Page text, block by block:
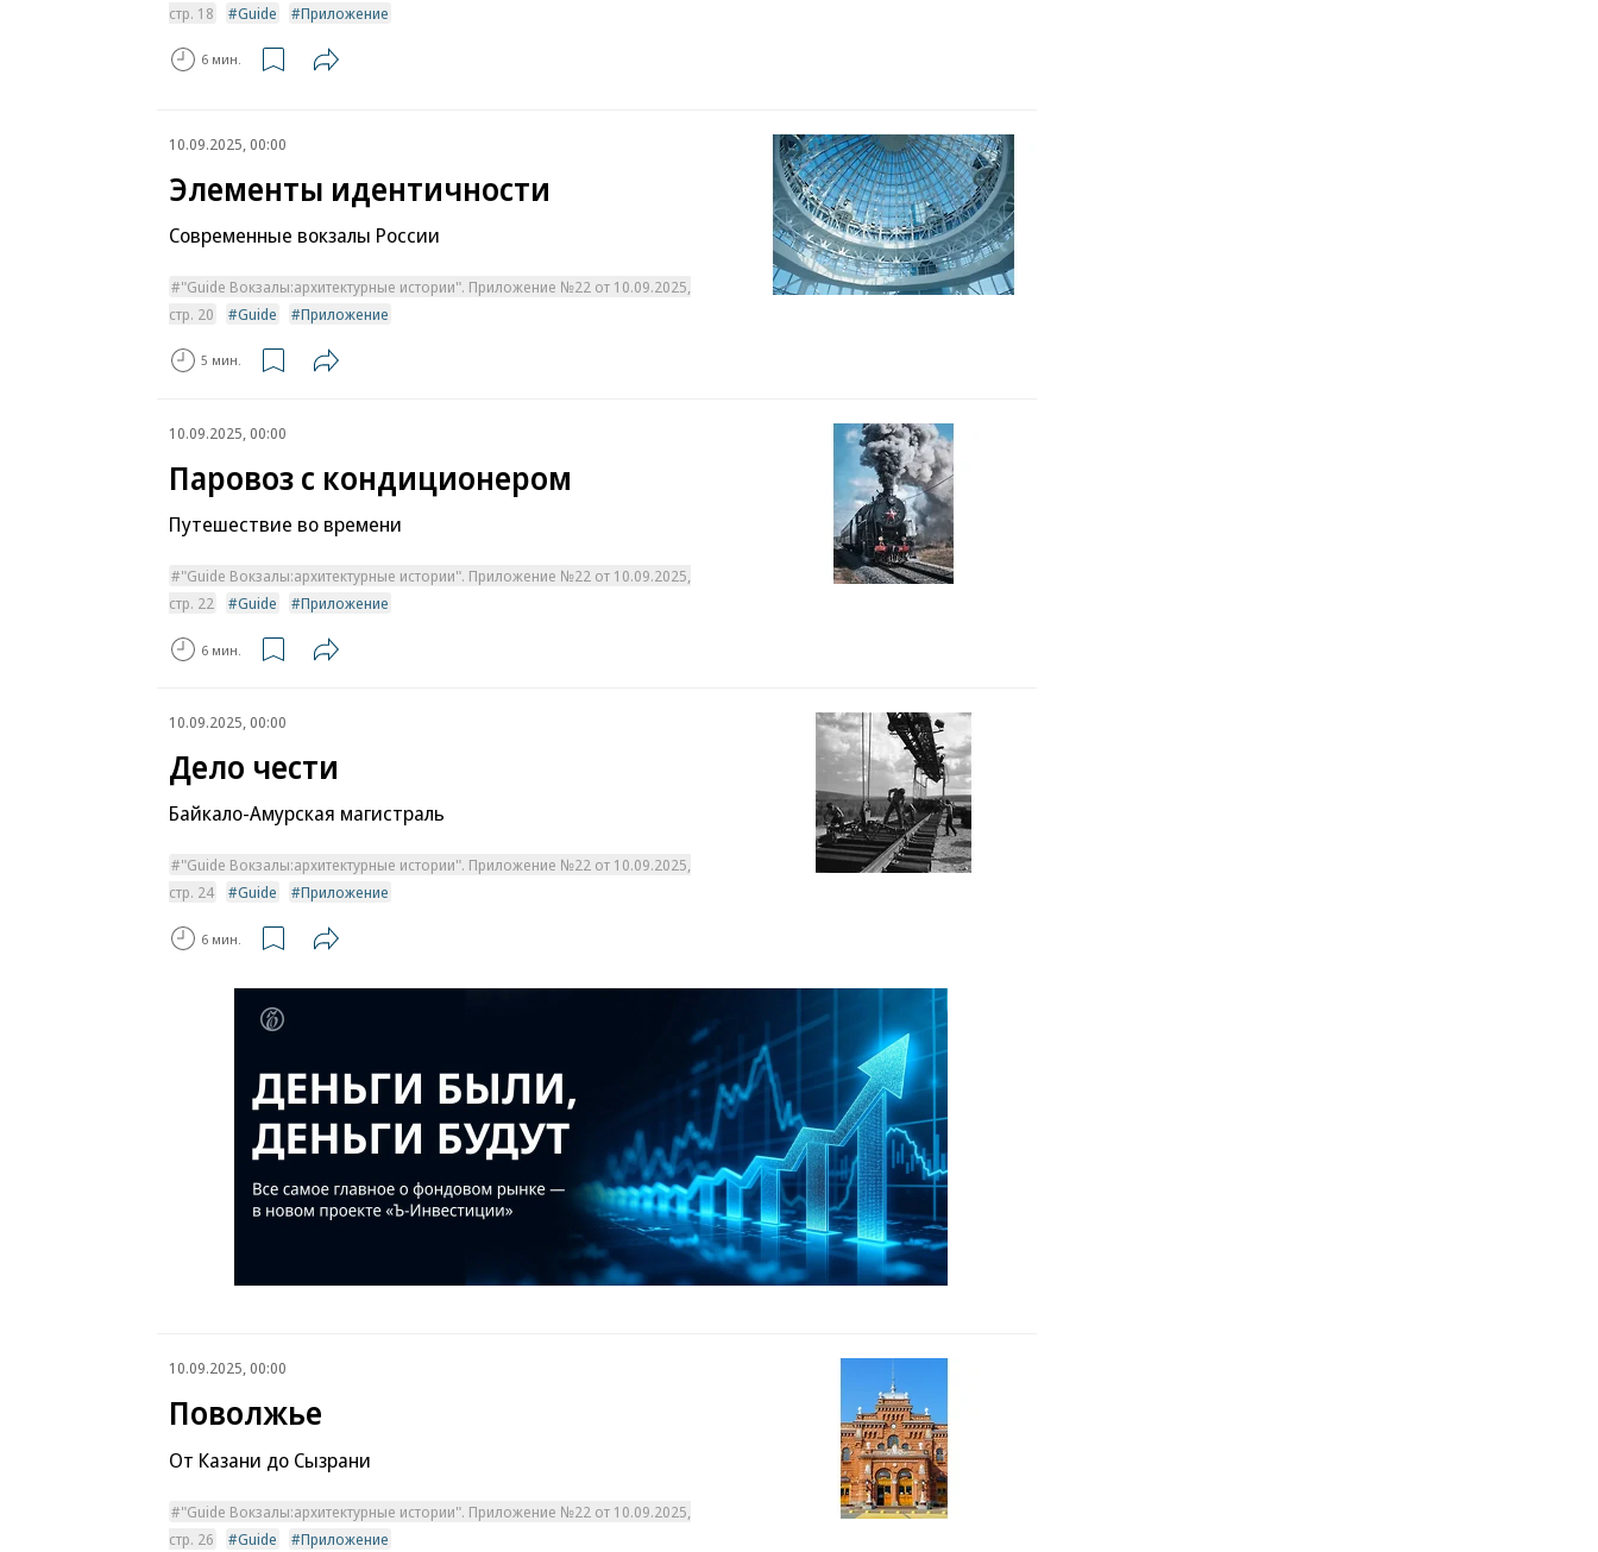
стр. 18
Guide Приложение
6 мин.
10.09.2025, 00:00
Элементы идентичности
Современные вокзалы России
"Guide Вокзалы:архитектурные истории". Приложение №22 от 10.09.2025,
стр. 20
Guide Приложение
5 мин.
10.09.2025, 00:00
Паровоз с кондиционером
Путешествие во времени
"Guide Вокзалы:архитектурные истории". Приложение №22 от 10.09.2025,
стр. 22
Guide Приложение
6 мин.
10.09.2025, 00:00
Дело чести
Байкало-Амурская магистраль
"Guide Вокзалы:архитектурные истории". Приложение №22 от 10.09.2025,
стр. 24
Guide Приложение
6 мин.
10.09.2025, 00:00
Поволжье
От Казани до Сызрани
"Guide Вокзалы:архитектурные истории". Приложение №22 от 10.09.2025,
стр. 26
Guide Приложение